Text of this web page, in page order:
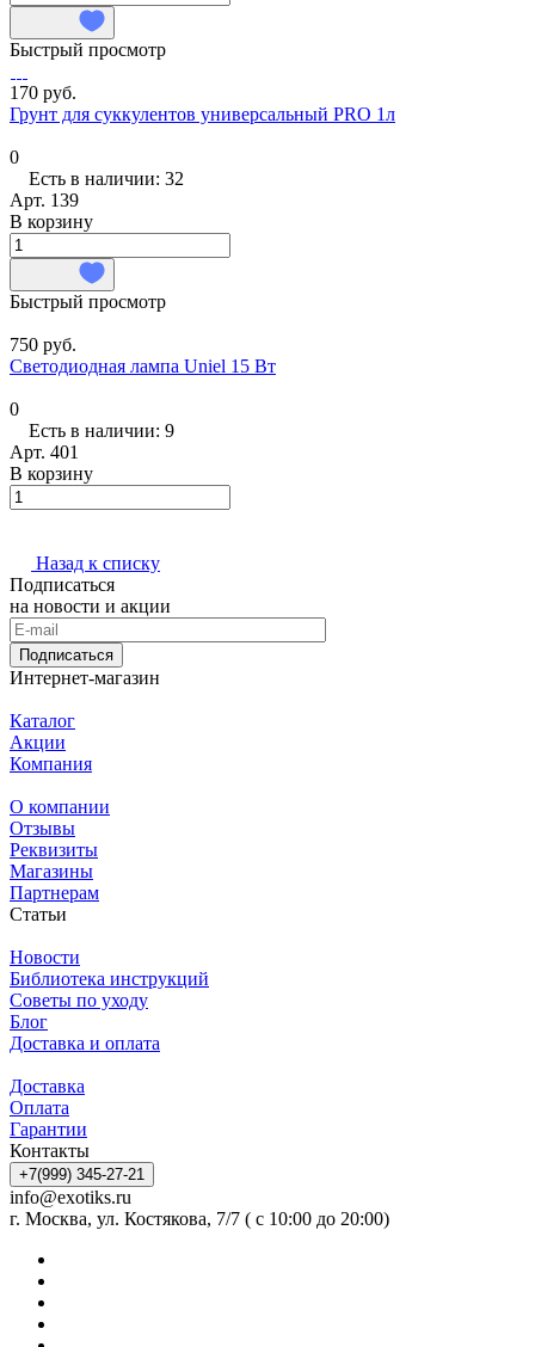
Быстрый просмотр
170 руб.
Грунт для суккулентов универсальный PRO 1л
0
Есть в наличии: 32
Арт. 139
В корзину
Быстрый просмотр
750 руб.
Светодиодная лампа Uniel 15 Вт
0
Есть в наличии: 9
Арт. 401
В корзину
Назад к списку
Подписаться
на новости и акции
Подписаться
Интернет-магазин
Каталог
Акции
Компания
О компании
Отзывы
Реквизиты
Магазины
Партнерам
Статьи
Новости
Библиотека инструкций
Советы по уходу
Блог
Доставка и оплата
Доставка
Оплата
Гарантии
Контакты
+7(999) 345-27-21
info@exotiks.ru
г. Москва, ул. Костякова, 7/7 ( с 10:00 до 20:00)